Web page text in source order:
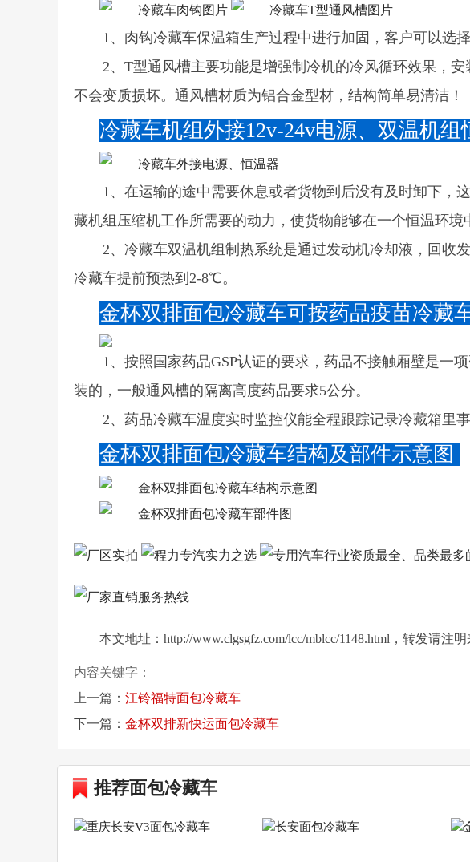
1、肉钩冷藏车保温箱生产过程中进行加固，客户可以选
2、T型通风槽主要功能是增强制冷机的冷风循环效果，
不会变质损坏。通风槽材质为铝合金型材，结构简单易清洁！
冷藏车机组外接12v-24v电源、双温机组
1、在运输的途中需要休息或者货物到后没有及时卸下，
藏机组压缩机工作所需要的动力，使货物能够在一个恒温环境
2、冷藏车双温机组制热系统是通过发动机冷却液，回收
冷藏车提前预热到2-8℃。
金杯双排面包冷藏车可按药品疫苗冷藏
1、按照国家药品GSP认证的要求，药品不接触厢壁是一
装的，一般通风槽的隔离高度药品要求5公分。
2、药品冷藏车温度实时监控仪能全程跟踪记录冷藏箱里
金杯双排面包冷藏车结构及部件示意图
本文地址：http://www.clgsgfz.com/lcc/mblcc/1148.html，转发请注
内容关键字：
上一篇： 江铃福特面包冷藏车
下一篇： 金杯双排新快运面包冷藏车
推荐面包冷藏车